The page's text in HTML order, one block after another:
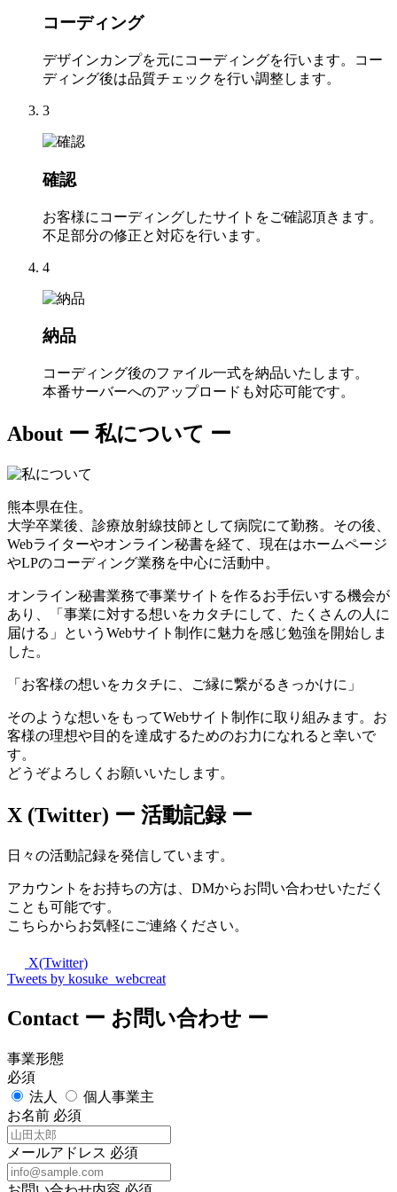
コーディング
デザインカンプを元にコーディングを行います。コー
ディング後は品質チェックを行い調整します。
3
確認
お客様にコーディングしたサイトをご確認頂きます。
不足部分の修正と対応を行います。
4
納品
コーディング後のファイル一式を納品いたします。
本番サーバーへのアップロードも対応可能です。
About ー 私について ー
熊本県在住。
大学卒業後、診療放射線技師として病院にて勤務。その後、
Webライターやオンライン秘書を経て、現在はホームページ
やLPのコーディング業務を中心に活動中。
オンライン秘書業務で事業サイトを作るお手伝いする機会が
あり、「事業に対する想いをカタチにして、たくさんの人に
届ける」というWebサイト制作に魅力を感じ勉強を開始しま
した。
「お客様の想いをカタチに、ご縁に繋がるきっかけに」
そのような想いをもってWebサイト制作に取り組みます。お
客様の理想や目的を達成するためのお力になれると幸いで
す。
どうぞよろしくお願いいたします。
X (Twitter) ー 活動記録 ー
日々の活動記録を発信しています。
アカウントをお持ちの方は、DMからお問い合わせいただく
ことも可能です。
こちらからお気軽にご連絡ください。
X(Twitter)
Tweets by kosuke_webcreat
Contact ー お問い合わせ ー
事業形態
必須
法人
個人事業主
お名前 必須
メールアドレス 必須